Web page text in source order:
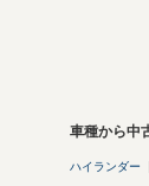
車種から中
ハイランダー